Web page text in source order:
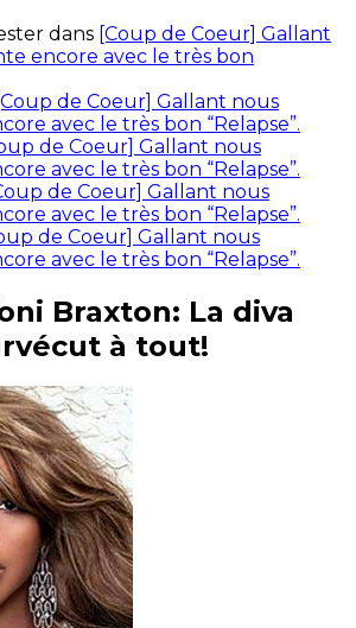
dans [Coup de Coeur] Gallant
encore avec le très bon
de Coeur] Gallant nous
avec le très bon “Relapse”.
de Coeur] Gallant nous
avec le très bon “Relapse”.
de Coeur] Gallant nous
avec le très bon “Relapse”.
de Coeur] Gallant nous
avec le très bon “Relapse”.
Braxton: La diva
à tout!